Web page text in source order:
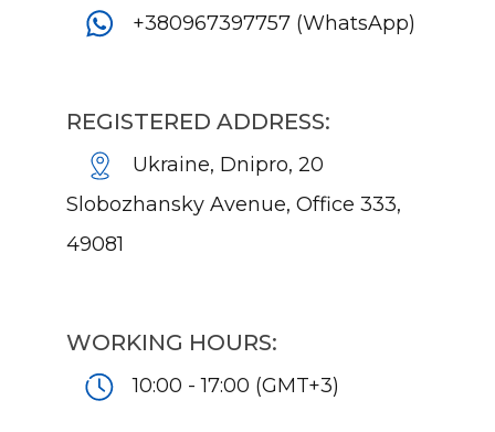
+380967397757 (WhatsApp)
REGISTERED ADDRESS:
Ukraine, Dnipro, 20
Slobozhansky Avenue, Office 333,
49081
WORKING HOURS:
10:00 - 17:00 (GMT+3)